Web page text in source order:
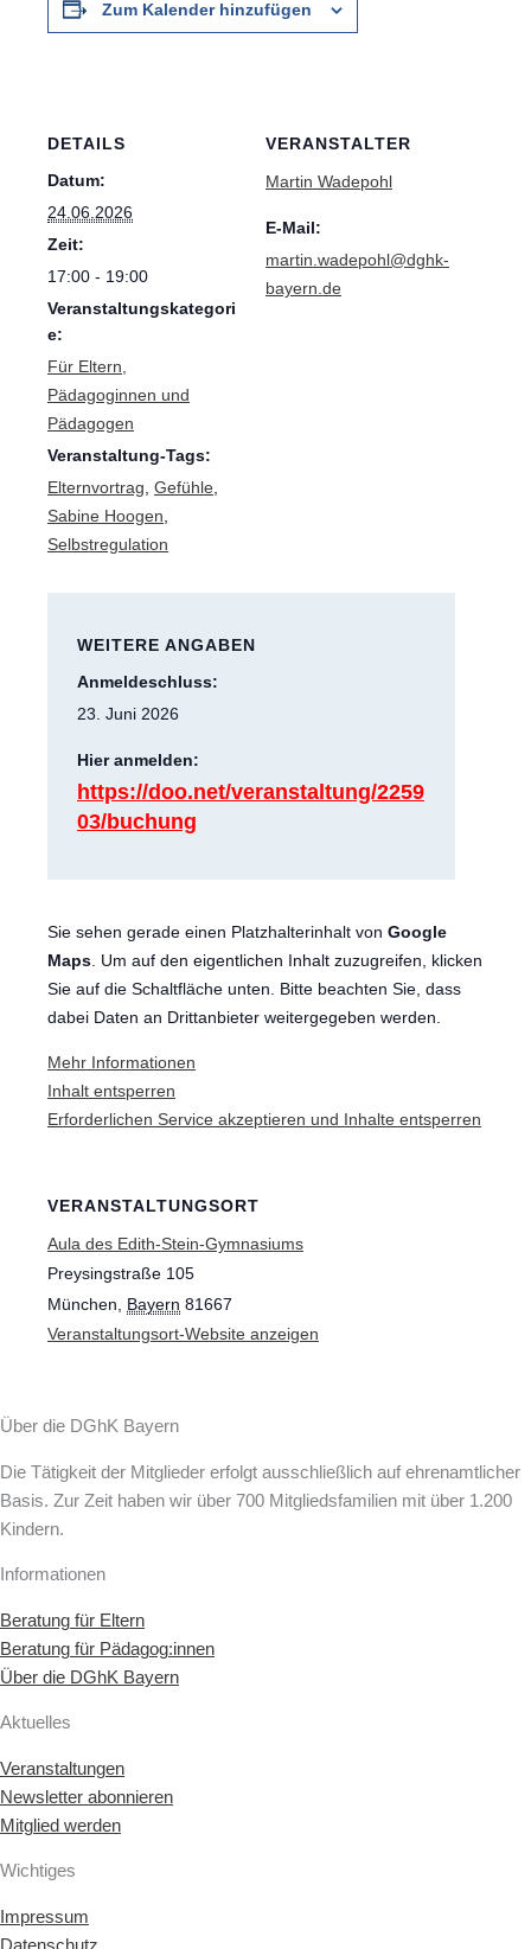
Zum Kalender hinzufügen
DETAILS
Datum:
24.06.2026
Zeit:
17:00 - 19:00
Veranstaltungskategori
e:
Für Eltern,
Pädagoginnen und
Pädagogen
Veranstaltung-Tags:
Elternvortrag Gefühle
Sabine Hoogen
Selbstregulation
VERANSTALTER
Martin Wadepohl
E-Mail:
martin.wadepohl@dghk-
bayern.de
WEITERE ANGABEN
Anmeldeschluss:
23. Juni 2026
Hier anmelden:
https://doo.net/veranstaltung/2259
03/buchung
VERANSTALTUNGSORT
Aula des Edith-Stein-Gymnasiums
Preysingstraße 105
München
Bayern 81667
Veranstaltungsort-Website anzeigen
Sie sehen gerade einen Platzhalterinhalt von Google
Maps . Um auf den eigentlichen Inhalt zuzugreifen, klicken
Sie auf die Schaltfläche unten. Bitte beachten Sie, dass
dabei Daten an Drittanbieter weitergegeben werden.
Mehr Informationen
Inhalt entsperren
Erforderlichen Service akzeptieren und Inhalte entsperren
Über die DGhK Bayern
Die Tätigkeit der Mitglieder erfolgt ausschließlich auf ehrenamtlicher
Basis. Zur Zeit haben wir über 700 Mitgliedsfamilien mit über 1.200
Kindern.
Informationen
Beratung für Eltern
Beratung für Pädagog:innen
Über die DGhK Bayern
Aktuelles
Veranstaltungen
Newsletter abonnieren
Mitglied werden
Wichtiges
Impressum